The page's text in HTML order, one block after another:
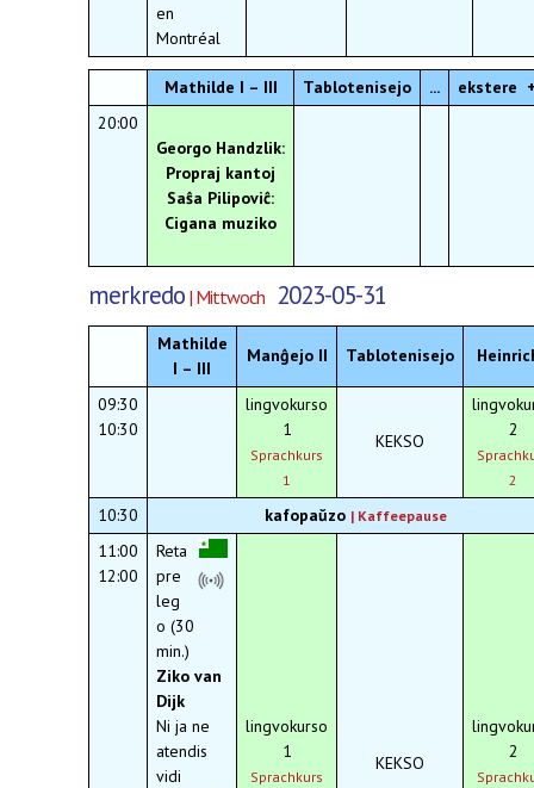
en
Montréal
Mathilde I – III Tablotenisejo ...
ekstere
20:00
Georgo Handzlik:
Propraj kantoj
Saŝa Pilipoviĉ:
Cigana muziko
merkredo | Mittwoch 2023-05-31
Mathilde
I – III
Manĝejo II Tablotenisejo
09:30
10:30
lingvokurso
1
Sprachkurs
1
KEKSO
2
2
10:30 kafopaŭzo | Kaffeepause
11:00
12:00
Reta
pre
leg
o (30
min.)
Ziko van
Dijk
Ni ja ne
atendis
vidi
lingvokurso
1
Sprachkurs
KEKSO
2